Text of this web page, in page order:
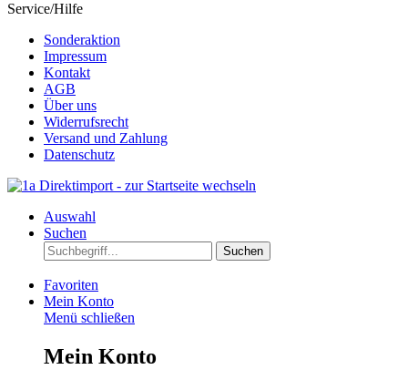
Service/Hilfe
Sonderaktion
Impressum
Kontakt
AGB
Über uns
Widerrufsrecht
Versand und Zahlung
Datenschutz
Auswahl
Suchen
Suchen
Favoriten
Mein Konto
Menü schließen
Mein Konto